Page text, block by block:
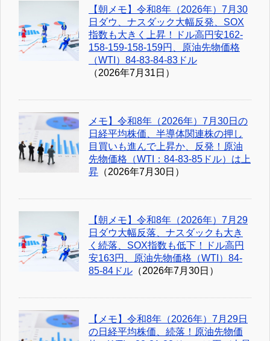
【朝メモ】令和8年（2026年）7月30
日ダウ、ナスダック大幅反発、SOX
指数も大きく上昇！ドル高円安162-
158-159-158-159円、原油先物価格
（WTI）84-83-84-83ドル
（2026年7月31日）
メモ】令和8年（2026年）7月30日の
日経平均株価、半導体関連株の押し
目買いも進んで上昇か、反発！原油
先物価格（WTI：84-83-85ドル）は上
昇 （2026年7月30日）
【朝メモ】令和8年（2026年）7月29
日ダウ大幅反落、ナスダックも大き
く続落、SOX指数も低下！ドル高円
安163円、原油先物価格（WTI）84-
85-84ドル （2026年7月30日）
【メモ】令和8年（2026年）7月29日
の日経平均株価、続落！原油先物価